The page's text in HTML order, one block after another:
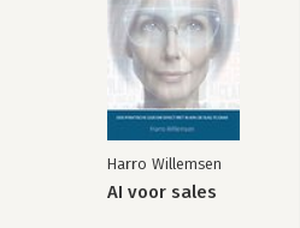
Harro Willemsen
AI voor sales